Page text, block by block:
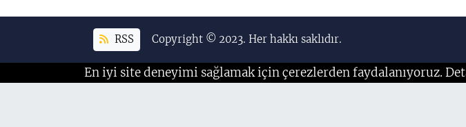
RSS Copyright © 2023. Her hakkı saklıdır.
En iyi site deneyimi sağlamak için çerezlerden faydalanıyoruz.